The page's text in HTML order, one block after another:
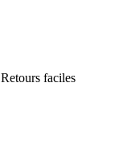
Retours faciles